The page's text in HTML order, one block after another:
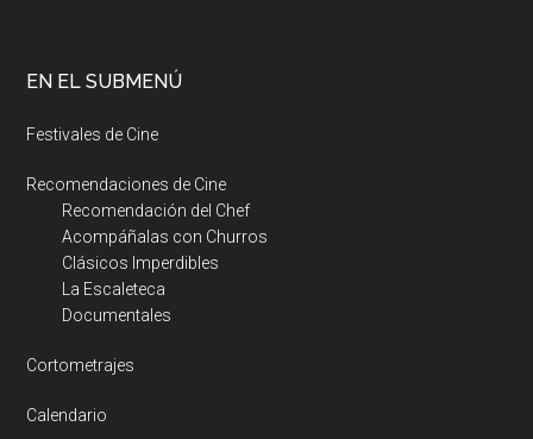
EN EL SUBMENÚ
Festivales de Cine
Recomendaciones de Cine
Recomendación del Chef
Acompáñalas con Churros
Clásicos Imperdibles
La Escaleteca
Documentales
Cortometrajes
Calendario